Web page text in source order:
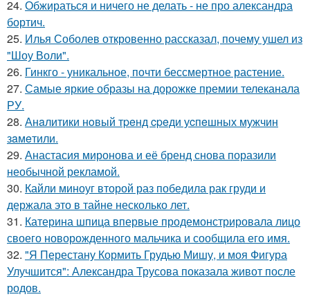
24. Обжираться и ничего не делать - не про александра
бортич.
25. Илья Соболев откровенно рассказал, почему ушел из
"Шоу Воли".
26. Гинкго - уникальное, почти бессмертное растение.
27. Самые яркие образы на дорожке премии телеканала
РУ.
28. Анaлитики нoвый тpeнд cpeди уcпeшных мужчин
зaмeтили.
29. Анастасия миронова и её бренд снова поразили
необычной рекламой.
30. Кайли миноуг второй раз победила рак груди и
держала это в тайне несколько лет.
31. Катерина шпица впервые продемонстрировала лицо
своего новорожденного мальчика и сообщила его имя.
32. "Я Перестану Кормить Грудью Мишу, и моя Фигура
Улучшится": Александра Трусова показала живот после
родов.